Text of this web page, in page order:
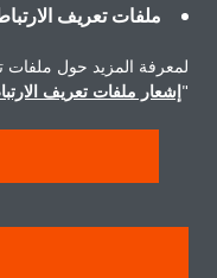
حول دايكن
سياسة خصوصية البيانات
ملفات تعريف
لمعرفة المزيد حول ملفات
"إشعار ملفات تعريف